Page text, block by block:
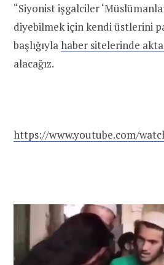
“Siyonist işgalciler
diyebilmek için kendi üstlerini
başlığıylahaber sitelerinde
alacağız.
https://www.youtube.com/